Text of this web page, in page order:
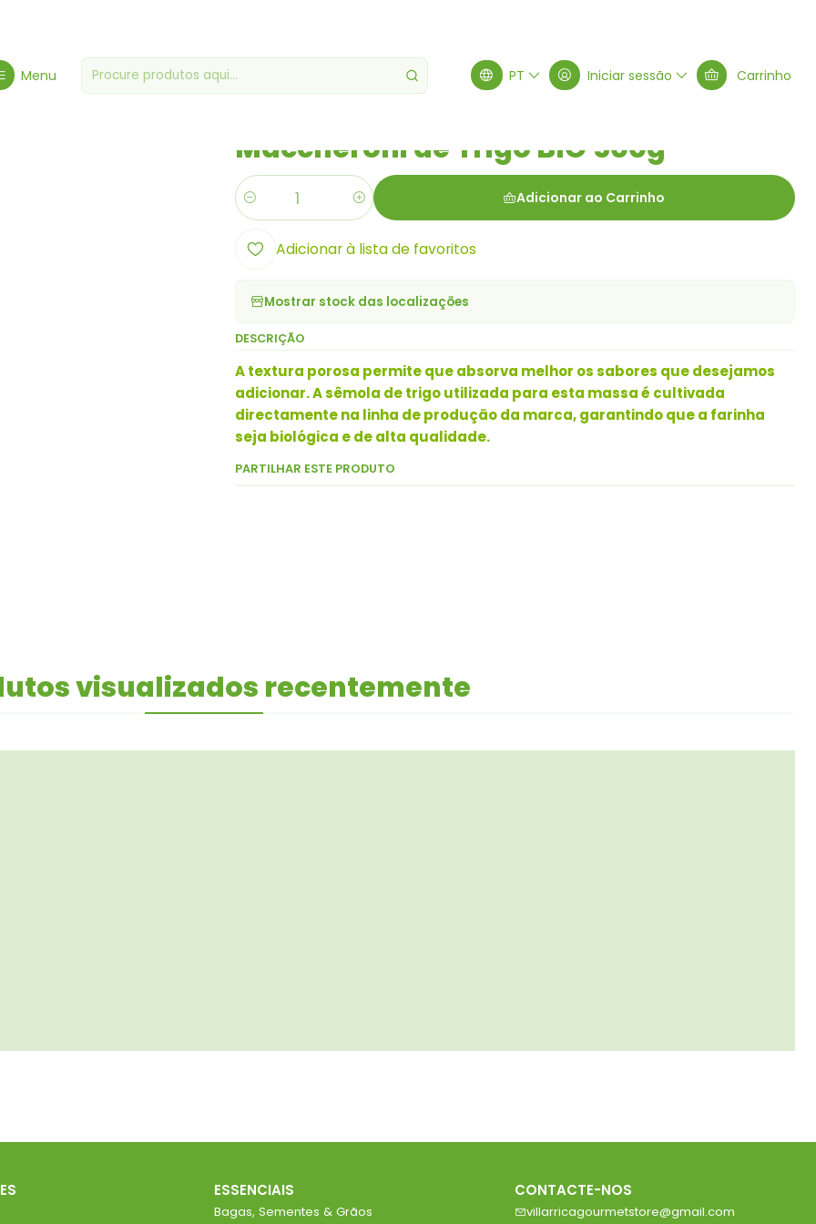
Menu PT Iniciar sessão Carrinho
Maccheroni de Trigo BIO 500g
Quantidade Adicionar ao Carrinho
Adicionar à lista de favoritos
Mostrar stock das localizações
DESCRIÇÃO
A textura porosa permite que absorva melhor os sabores que desejamos
adicionar. A sêmola de trigo utilizada para esta massa é cultivada
directamente na linha de produção da marca, garantindo que a farinha
seja biológica e de alta qualidade.
PARTILHAR ESTE PRODUTO
visualizados recentemente
ESSENCIAIS
Bagas, Sementes & Grãos
CONTACTE-NOS
villarricagourmetstore@gmail.com